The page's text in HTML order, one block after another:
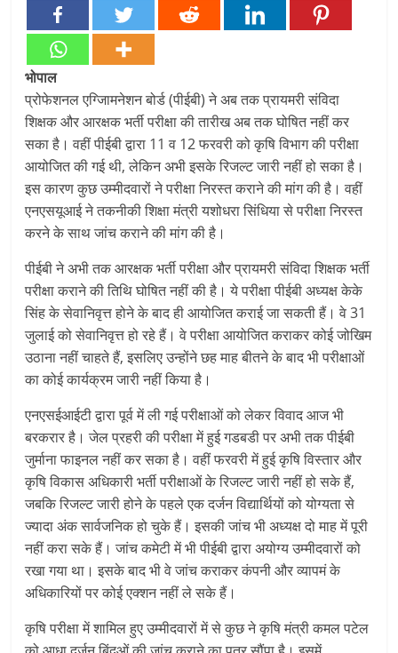
भोपाल
प्रोफेशनल एग्जािमनेशन बोर्ड (पीईबी) ने अब तक प्रायमरी संविदा
शिक्षक और आरक्षक भर्ती परीक्षा की तारीख अब तक घोषित नहीं कर
सका है। वहीं पीईबी द्वारा 11 व 12 फरवरी को कृषि विभाग की परीक्षा
आयोजित की गई थी, लेकिन अभी इसके रिजल्ट जारी नहीं हो सका है।
इस कारण कुछ उम्मीदवारों ने परीक्षा निरस्त कराने की मांग की है। वहीं
एनएसयूआई ने तकनीकी शिक्षा मंत्री यशोधरा सिंधिया से परीक्षा निरस्त
करने के साथ जांच कराने की मांग की है।
पीईबी ने अभी तक आरक्षक भर्ती परीक्षा और प्रायमरी संविदा शिक्षक भर्ती
परीक्षा कराने की तिथि घोषित नहीं की है। ये परीक्षा पीईबी अध्यक्ष केके
सिंह के सेवानिवृत्त होने के बाद ही आयोजित कराई जा सकती हैं। वे 31
जुलाई को सेवानिवृत्त हो रहे हैं। वे परीक्षा आयोजित कराकर कोई जोखिम
उठाना नहीं चाहते हैं, इसलिए उन्होंने छह माह बीतने के बाद भी परीक्षाओं
का कोई कार्यक्रम जारी नहीं किया है।
एनएसईआईटी द्वारा पूर्व में ली गई परीक्षाओं को लेकर विवाद आज भी
बरकरार है। जेल प्रहरी की परीक्षा में हुई गडबडी पर अभी तक पीईबी
जुर्माना फाइनल नहीं कर सका है। वहीं फरवरी में हुई कृषि विस्तार और
कृषि विकास अधिकारी भर्ती परीक्षाओं के रिजल्ट जारी नहीं हो सके हैं,
जबकि रिजल्ट जारी होने के पहले एक दर्जन विद्यार्थियों को योग्यता से
ज्यादा अंक सार्वजनिक हो चुके हैं। इसकी जांच भी अध्यक्ष दो माह में पूरी
नहीं करा सके हैं। जांच कमेटी में भी पीईबी द्वारा अयोग्य उम्मीदवारों को
रखा गया था। इसके बाद भी वे जांच कराकर कंपनी और व्यापमं के
अधिकारियों पर कोई एक्शन नहीं ले सके हैं।
कृषि परीक्षा में शामिल हुए उम्मीदवारों में से कुछ ने कृषि मंत्री कमल पटेल